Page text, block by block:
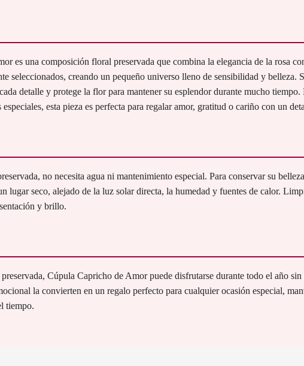
es una composición floral preservada que combina la elegancia de la rosa
seleccionados, creando un pequeño universo lleno de sensibilidad y belleza.
detalle y protege la flor para mantener su esplendor durante mucho
esta pieza es perfecta para regalar amor, gratitud o cariño con un
no necesita agua ni mantenimiento especial. Para conservar su
lugar seco, alejado de la luz solar directa, la humedad y fuentes de calor.
y brillo.
Cúpula Capricho de Amor puede disfrutarse durante todo el año
la convierten en un regalo perfecto para cualquier ocasión especial,
tiempo.